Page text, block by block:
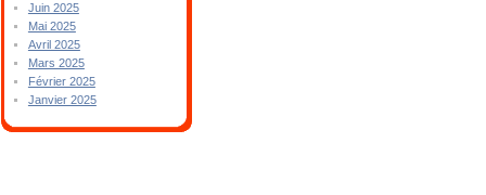
Juin 2025
Mai 2025
Avril 2025
Mars 2025
Février 2025
Janvier 2025